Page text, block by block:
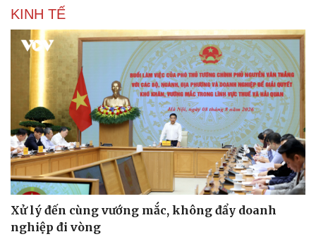
KINH TẾ
Xử lý đến cùng vướng mắc, không đẩy doanh
nghiệp đi vòng